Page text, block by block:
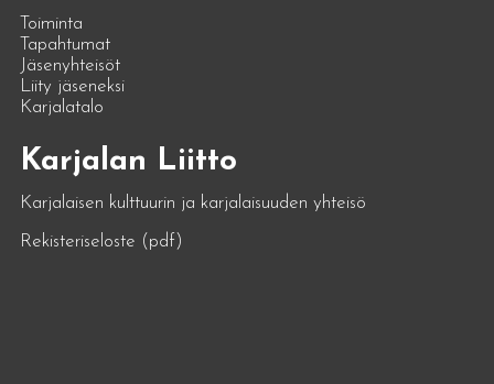
Toiminta
Tapahtumat
Jäsenyhteisöt
Liity jäseneksi
Karjalatalo
Karjalan Liitto
Karjalaisen kulttuurin ja karjalaisuuden yhteisö
Rekisteriseloste (pdf)